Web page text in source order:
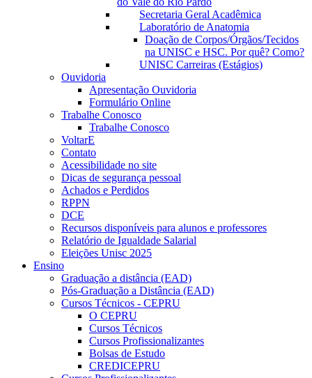
Secretaria Geral Acadêmica
Laboratório de Anatomia
Doação de Corpos/Órgãos/Tecidos
na UNISC e HSC. Por quê? Como?
UNISC Carreiras (Estágios)
Ouvidoria
Apresentação Ouvidoria
Formulário Online
Trabalhe Conosco
Trabalhe Conosco
VoltarE
Contato
Acessibilidade no site
Dicas de segurança pessoal
Achados e Perdidos
RPPN
DCE
Recursos disponíveis para alunos e professores
Relatório de Igualdade Salarial
Eleições Unisc 2025
Ensino
Graduação a distância (EAD)
Pós-Graduação a Distância (EAD)
Cursos Técnicos - CEPRU
O CEPRU
Cursos Técnicos
Cursos Profissionalizantes
Bolsas de Estudo
CREDICEPRU